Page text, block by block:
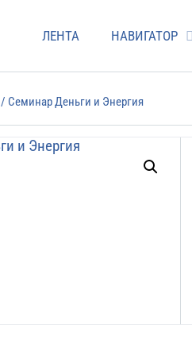
ЛЕНТА НАВИГАТОР
/ Семинар Деньги и Энергия